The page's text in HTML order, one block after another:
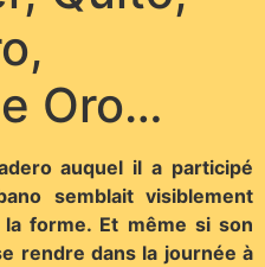
Oro…
auquel il a participé
semblait visiblement
forme. Et même si son
rendre dans la journée à